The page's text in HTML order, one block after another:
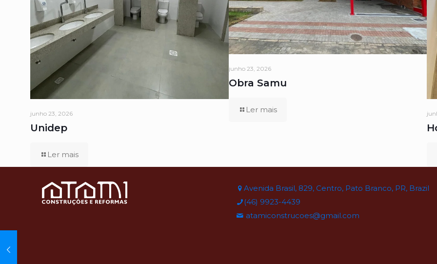
junho 23, 2026
Unidep
Ler mais
junho 23, 2026
Obra Samu
Ler mais
Avenida Brasil, 829, Centro, Pato Branco, PR, Brazil
(46) 9923-4439
atamiconstrucoes@gmail.com